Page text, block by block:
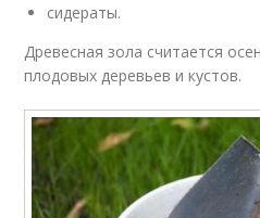
сидераты.
Древесная зола считается
плодовых деревьев и кустов.